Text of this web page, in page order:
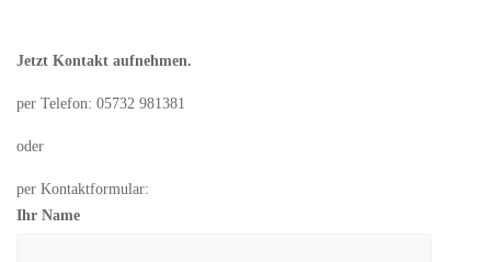
Jetzt Kontakt aufnehmen.
per Telefon: 05732 981381
oder
per Kontaktformular:
Ihr Name